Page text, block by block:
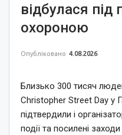
відбулася
охороною
Опубліковано 4.08.2026
Близько 300 тисяч
Christopher Street Day у
підтвердили і
події та посилені